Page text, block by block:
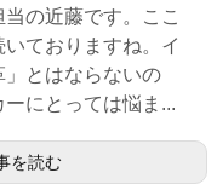
の近藤です。ここ
ておりますね。イ
」とはならないの
にとっては悩ま...
を読む